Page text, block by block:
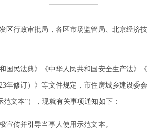
区行政审批局，各区市场监管局、北京经
民法典》《中华人民共和国安全生产法》
年修订）》等文件规定，市住房城乡建设
文本”），现就有关事项通知如下：
传并引导当事人使用示范文本。